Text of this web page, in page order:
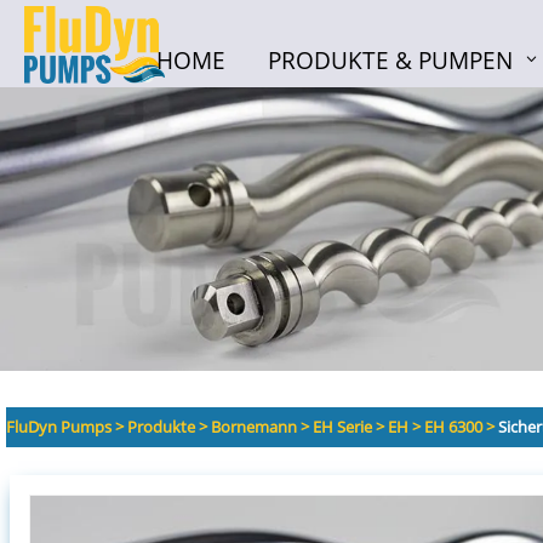
HOME PRODUKTE & PUMPEN
HOME PRODUKTE & PUMPEN
FluDyn Pumps>Produkte>Bornemann>EH Serie>EH >EH 6300>